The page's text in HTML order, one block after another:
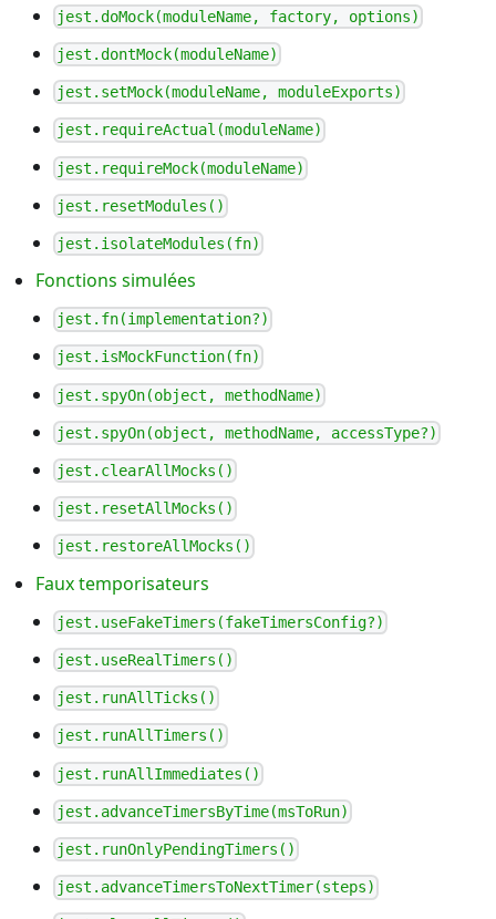
jest.doMock(moduleName, factory, options)
jest.dontMock(moduleName)
jest.setMock(moduleName, moduleExports)
jest.requireActual(moduleName)
jest.requireMock(moduleName)
jest.resetModules()
jest.isolateModules(fn)
Fonctions simulées
jest.fn(implementation?)
jest.isMockFunction(fn)
jest.spyOn(object, methodName)
jest.spyOn(object, methodName, accessType?)
jest.clearAllMocks()
jest.resetAllMocks()
jest.restoreAllMocks()
Faux temporisateurs
jest.useFakeTimers(fakeTimersConfig?)
jest.useRealTimers()
jest.runAllTicks()
jest.runAllTimers()
jest.runAllImmediates()
jest.advanceTimersByTime(msToRun)
jest.runOnlyPendingTimers()
jest.advanceTimersToNextTimer(steps)